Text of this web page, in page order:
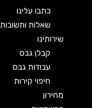
כתבו עלינו
שאלות ותשובות
שירותינו
קבלן גבס
עבודות גבס
חיפוי קירות
מחירון